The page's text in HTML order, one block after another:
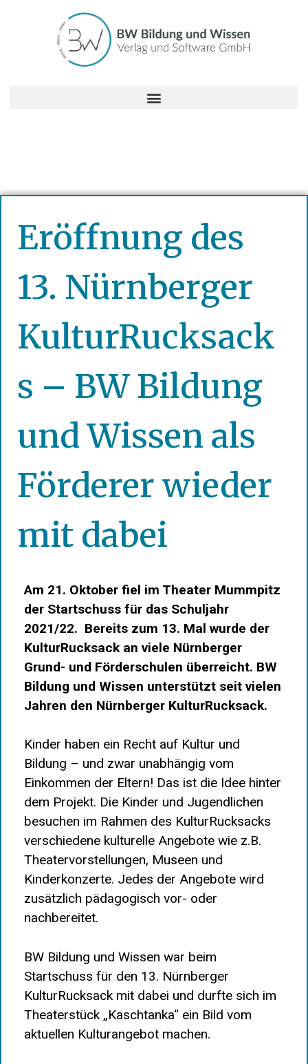
Eröffnung des
13. Nürnberger
KulturRucksack
s – BW Bildung
und Wissen als
Förderer wieder
mit dabei
Am 21. Oktober fiel im Theater Mummpitz
der Startschuss für das Schuljahr
2021/22. Bereits zum 13. Mal wurde der
KulturRucksack an viele Nürnberger
Grund- und Förderschulen überreicht. BW
Bildung und Wissen unterstützt seit vielen
Jahren den Nürnberger KulturRucksack.
Kinder haben ein Recht auf Kultur und
Bildung – und zwar unabhängig vom
Einkommen der Eltern! Das ist die Idee hinter
dem Projekt. Die Kinder und Jugendlichen
besuchen im Rahmen des KulturRucksacks
verschiedene kulturelle Angebote wie z.B.
Theatervorstellungen, Museen und
Kinderkonzerte. Jedes der Angebote wird
zusätzlich pädagogisch vor- oder
nachbereitet.
BW Bildung und Wissen war beim
Startschuss für den 13. Nürnberger
KulturRucksack mit dabei und durfte sich im
Theaterstück „Kaschtanka“ ein Bild vom
aktuellen Kulturangebot machen.